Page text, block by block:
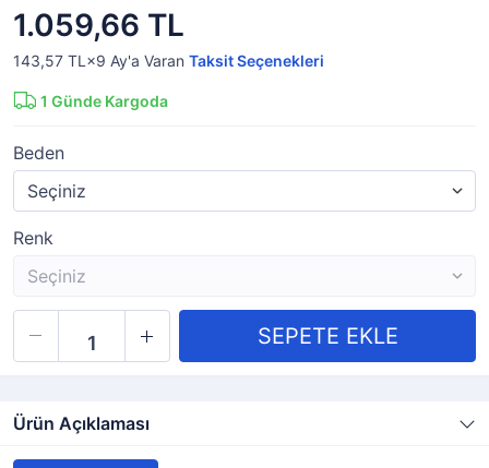
1.059,66 TL
143,57 TL×9 Ay'a Varan Taksit Seçenekleri
1 Günde Kargoda
Beden
Renk
Ürün Açıklaması